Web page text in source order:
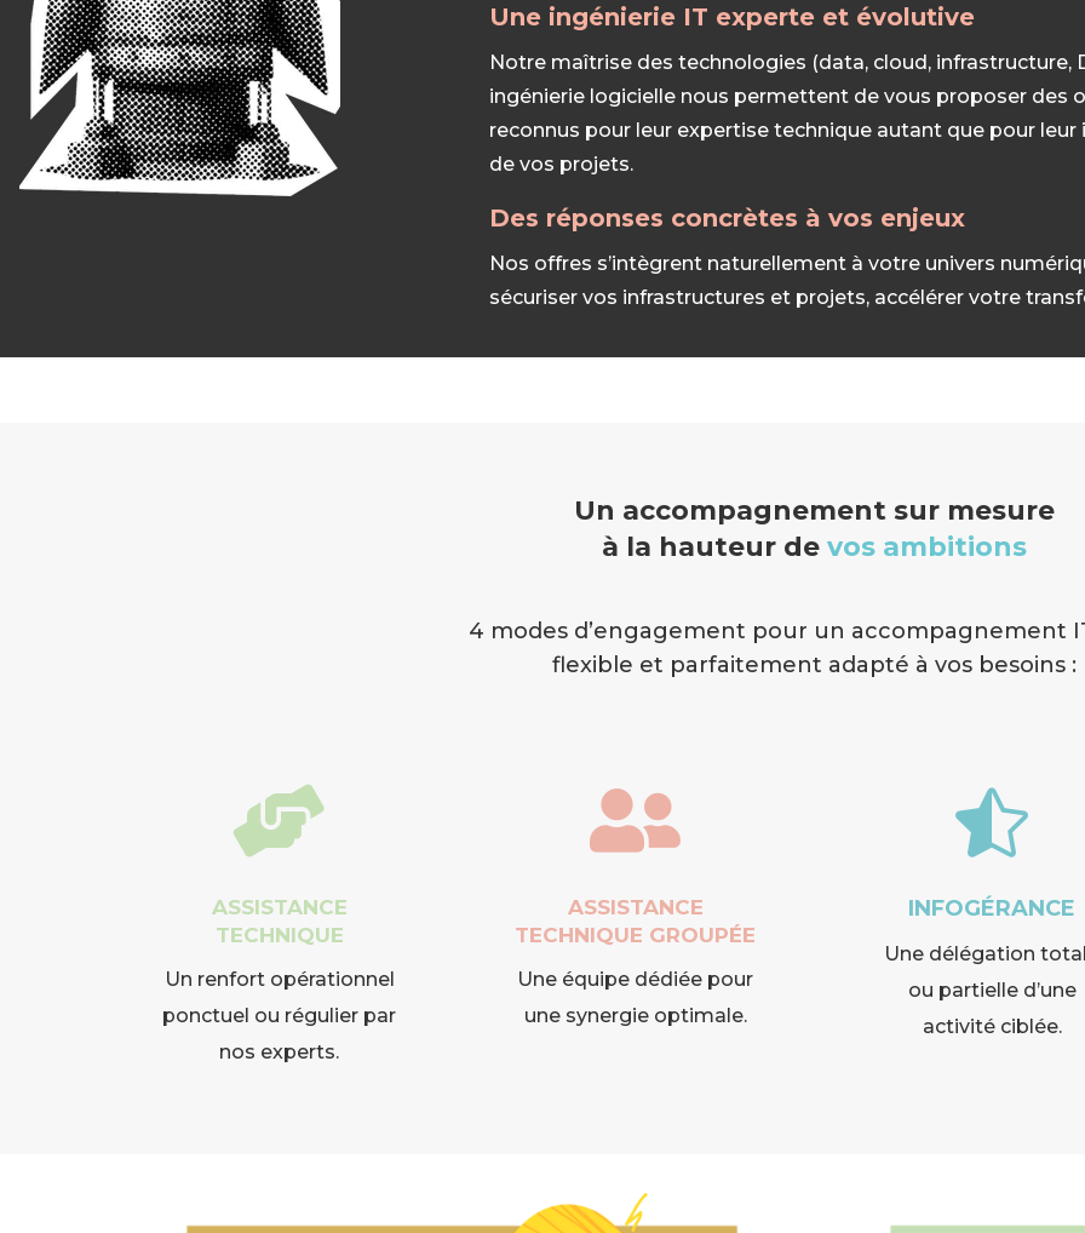
Une ingénierie IT experte et évolutive
Notre maîtrise des technologies (data, cloud, infrastructure,
ingénierie logicielle nous permettent de vous proposer des
reconnus pour leur expertise technique autant que pour leur
de vos projets.
Des réponses concrètes à vos enjeux
Nos offres s’intègrent naturellement à votre univers
sécuriser vos infrastructures et projets, accélérer votre
Un accompagnement sur mesure
à la hauteur de vos ambitions
4 modes d’engagement pour un accompagnement
flexible et parfaitement adapté à vos besoins :

ASSISTANCE
TECHNIQUE
Un renfort opérationnel
ponctuel ou régulier par
nos experts.

ASSISTANCE
TECHNIQUE GROUPÉE
Une équipe dédiée pour
une synergie optimale.

INFOGÉRANCE
Une délégation
ou partielle d’une
activité ciblée.